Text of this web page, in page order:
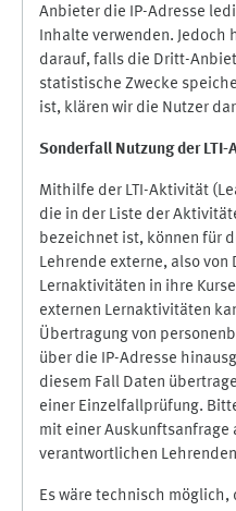
Anbieter die IP-Adresse
Inhalte verwenden. Jedoch
darauf, falls die Dritt-
statistische Zwecke
ist, klären wir die Nutzer
Sonderfall Nutzung der LTI-
Mithilfe der LTI-Aktivität
die in der Liste der
bezeichnet ist, können für
Lehrende externe, also
Lernaktivitäten in ihre
externen Lernaktivitäten
Übertragung von
über die IP-Adresse
diesem Fall Daten
einer Einzelfallprüfung.
mit einer Auskunftsanfrage
verantwortlichen
Es wäre technisch